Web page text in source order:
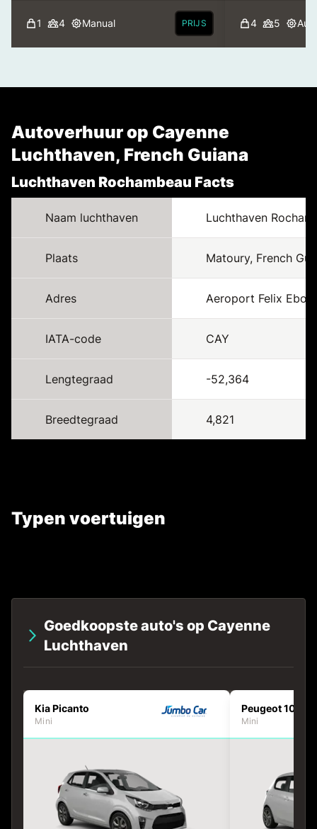
1 4 Manual PRIJS 4 5
Autoverhuur op Cayenne
Luchthaven, French Guiana
Luchthaven Rochambeau Facts
Naam luchthaven Luchthaven
Plaats Matoury, French
Adres Aeroport Felix
IATA-code CAY
Lengtegraad -52,364
Breedtegraad 4,821
Typen voertuigen
Goedkoopste auto's op Cayenne
Luchthaven
Kia Picanto
Mini
Peugeot 108
Mini